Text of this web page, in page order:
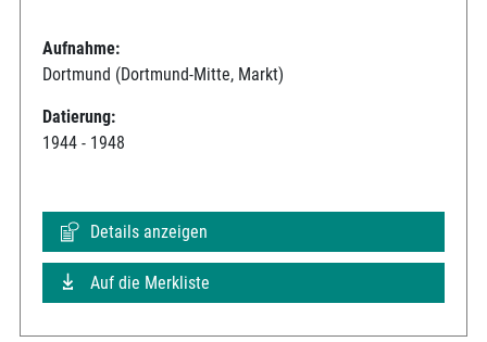
Aufnahme:
Dortmund (Dortmund-Mitte, Markt)
Datierung:
1944 - 1948
Details anzeigen
Auf die Merkliste